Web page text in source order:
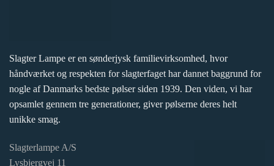
Slagter Lampe er en sønderjysk familievirksomhed, hvor
håndværket og respekten for slagterfaget har dannet baggrund for
nogle af Danmarks bedste pølser siden 1939. Den viden, vi har
opsamlet gennem tre generationer, giver pølserne deres helt
unikke smag.
Slagterlampe A/S
Lysbjergvej 11